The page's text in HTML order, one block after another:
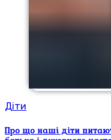
Діти
Про що наші діти